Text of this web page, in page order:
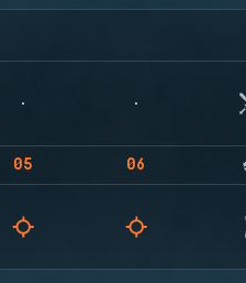
05 06